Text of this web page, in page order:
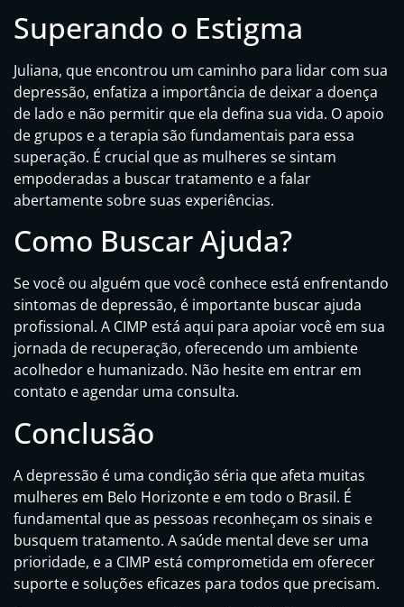
Superando o Estigma
Juliana, que encontrou um caminho para lidar com sua
depressão, enfatiza a importância de deixar a doença
de lado e não permitir que ela defina sua vida. O apoio
de grupos e a terapia são fundamentais para essa
superação. É crucial que as mulheres se sintam
empoderadas a buscar tratamento e a falar
abertamente sobre suas experiências.
Como Buscar Ajuda?
Se você ou alguém que você conhece está enfrentando
sintomas de depressão, é importante buscar ajuda
profissional. A CIMP está aqui para apoiar você em sua
jornada de recuperação, oferecendo um ambiente
acolhedor e humanizado. Não hesite em entrar em
contato e agendar uma consulta.
Conclusão
A depressão é uma condição séria que afeta muitas
mulheres em Belo Horizonte e em todo o Brasil. É
fundamental que as pessoas reconheçam os sinais e
busquem tratamento. A saúde mental deve ser uma
prioridade, e a CIMP está comprometida em oferecer
suporte e soluções eficazes para todos que precisam.